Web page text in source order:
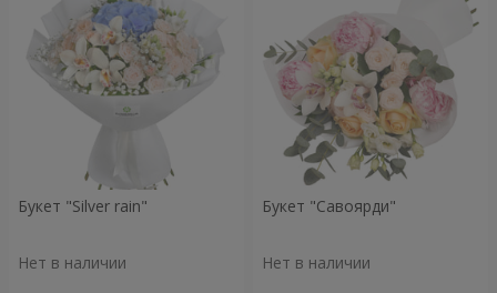
Букет "Silver rain"
Нет в наличии
Букет "Савоярди"
Нет в наличии